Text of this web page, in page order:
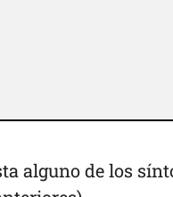
alguno de los